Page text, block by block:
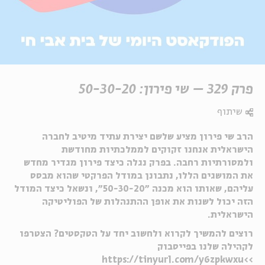
פרק 329 – שי פירון: 50-30-20
הרב שי פירון מציע שלשם יצירת עתיד מיטיב לחברה
הישראלית אנחנו זקוקים לממלכתיות מחודשת
ולמסורתיות רחבה. בפרק נגלה כיצד פירון מגדיר מחדש
את המושגים הללו, נתבונן במודל הפרקטי שהוא מבסס
עליהם, שאותו הוא מכנה ״50-30-20״, ונשאל כיצד המודל
הזה יכול לשנות את אופן ההתנהלות של הפוליטיקה
הישראלית.
רוצים להמשיך לקרוא ולחשוב יחד על הטקסטים? הצטרפו
לקהילה שלנו בפייסבוק
>>https://tinyurl.com/y6zpkwxu
שיתוף